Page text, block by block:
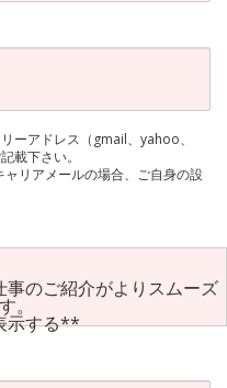
ーアドレス（gmail、yahoo、
載下さい。
合、ご自身の設
のご紹介がよりスムーズ
。
示する**